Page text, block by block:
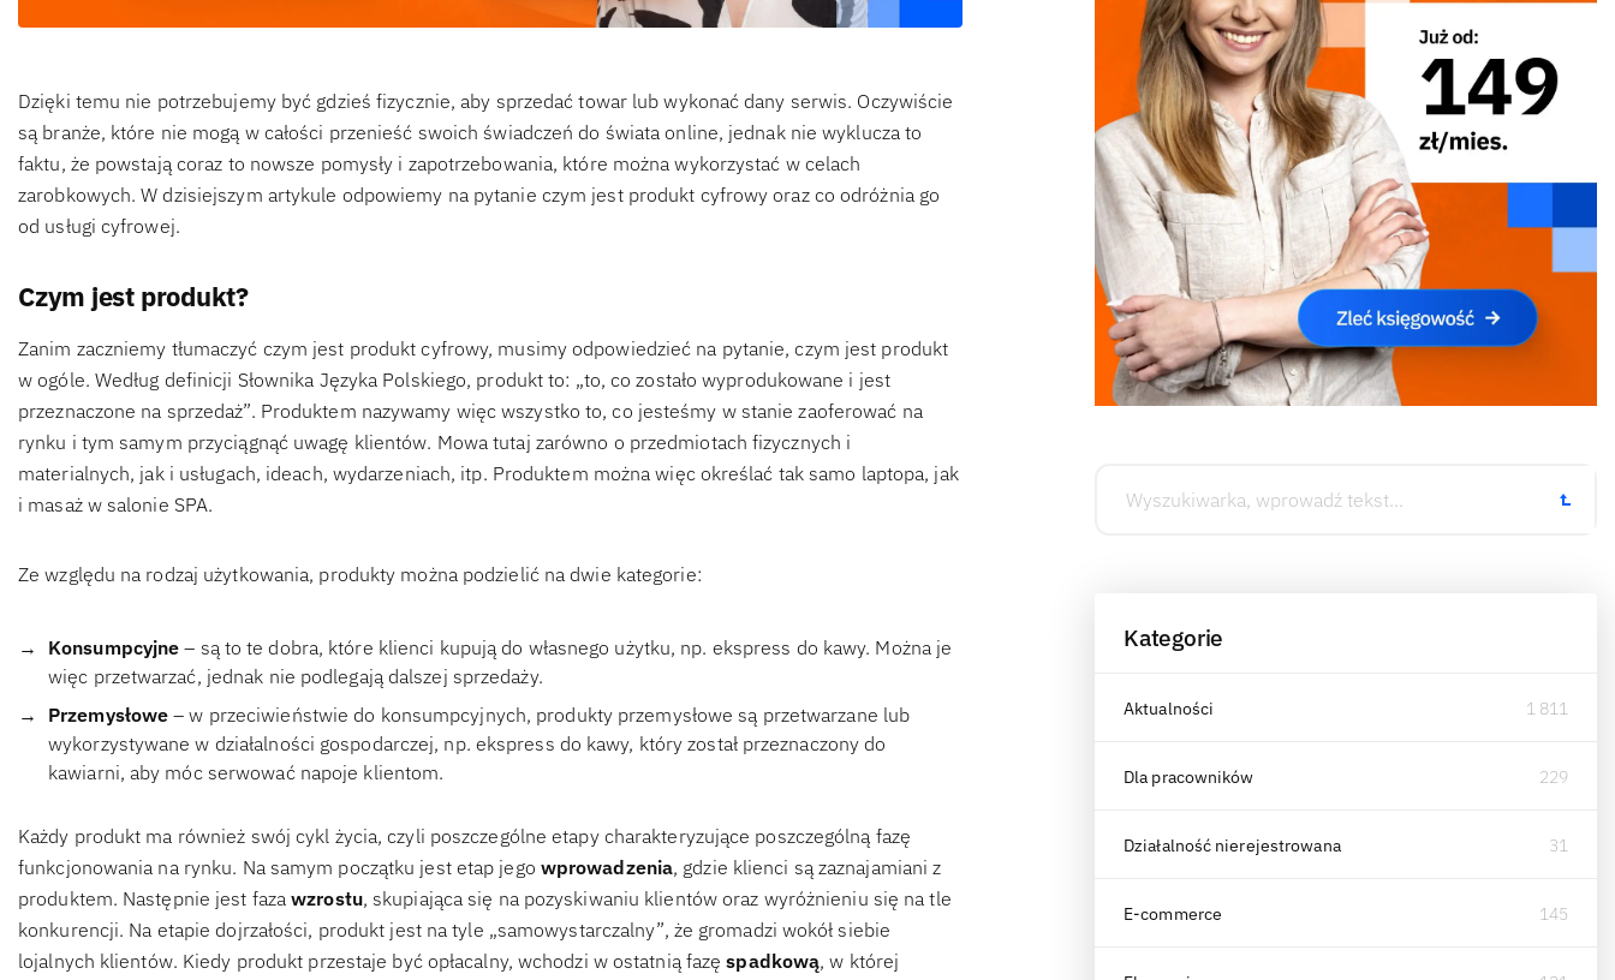
Dzięki temu nie potrzebujemy być gdzieś fizycznie, aby sprzedać towar lub wykonać dany serwis. Oczywiście
są branże, które nie mogą w całości przenieść swoich świadczeń do świata online, jednak nie wyklucza to
faktu, że powstają coraz to nowsze pomysły i zapotrzebowania, które można wykorzystać w celach
zarobkowych. W dzisiejszym artykule odpowiemy na pytanie czym jest produkt cyfrowy oraz co odróżnia go
od usługi cyfrowej.
Czym jest produkt?
Zanim zaczniemy tłumaczyć czym jest produkt cyfrowy, musimy odpowiedzieć na pytanie, czym jest produkt
w ogóle. Według definicji Słownika Języka Polskiego, produkt to: „to, co zostało wyprodukowane i jest
przeznaczone na sprzedaż”. Produktem nazywamy więc wszystko to, co jesteśmy w stanie zaoferować na
rynku i tym samym przyciągnąć uwagę klientów. Mowa tutaj zarówno o przedmiotach fizycznych i
materialnych, jak i usługach, ideach, wydarzeniach, itp. Produktem można więc określać tak samo laptopa, jak
i masaż w salonie SPA.
Ze względu na rodzaj użytkowania, produkty można podzielić na dwie kategorie:
Konsumpcyjne – są to te dobra, które klienci kupują do własnego użytku, np. ekspress do kawy. Można je
więc przetwarzać, jednak nie podlegają dalszej sprzedaży.
Przemysłowe – w przeciwieństwie do konsumpcyjnych, produkty przemysłowe są przetwarzane lub
wykorzystywane w działalności gospodarczej, np. ekspress do kawy, który został przeznaczony do
kawiarni, aby móc serwować napoje klientom.
Każdy produkt ma również swój cykl życia, czyli poszczególne etapy charakteryzujące poszczególną fazę
funkcjonowania na rynku. Na samym początku jest etap jego wprowadzenia, gdzie klienci są zaznajamiani z
produktem. Następnie jest fazawzrostu, skupiająca się na pozyskiwaniu klientów oraz wyróżnieniu się na tle
konkurencji. Na etapie dojrzałości, produkt jest na tyle „samowystarczalny”, że gromadzi wokół siebie
lojalnych klientów. Kiedy produkt przestaje być opłacalny, wchodzi w ostatnią fazęspadkową, w której
Kategorie
Aktualności 1 811
Dla pracowników 229
Działalność nierejestrowana 31
E-commerce 145